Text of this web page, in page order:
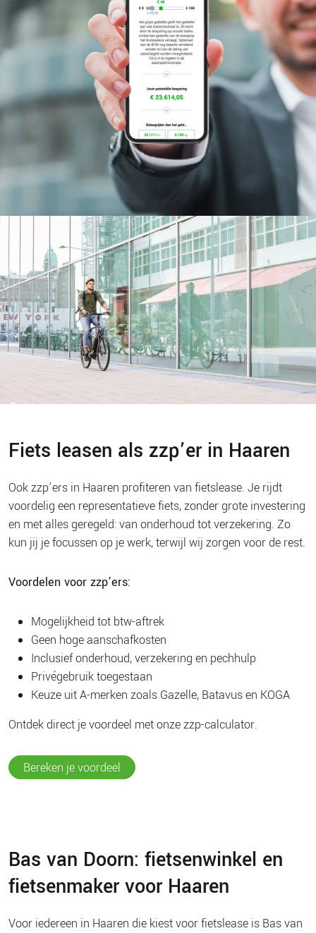
Fiets leasen als zzp’er in Haaren
Ook zzp’ers in Haaren profiteren van fietslease. Je rijdt
voordelig een representatieve fiets, zonder grote investering
en met alles geregeld: van onderhoud tot verzekering. Zo
kun jij je focussen op je werk, terwijl wij zorgen voor de rest.
Voordelen voor zzp’ers:
Mogelijkheid tot btw-aftrek
Geen hoge aanschafkosten
Inclusief onderhoud, verzekering en pechhulp
Privégebruik toegestaan
Keuze uit A-merken zoals Gazelle, Batavus en KOGA
Ontdek direct je voordeel met onze zzp-calculator.
Bereken je voordeel
Bas van Doorn: fietsenwinkel en
fietsenmaker voor Haaren
Voor iedereen in Haaren die kiest voor fietslease is Bas van